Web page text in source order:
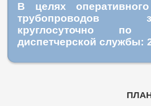
В целях
трубопроводов
круглосуточно по
диспетчерской службы: